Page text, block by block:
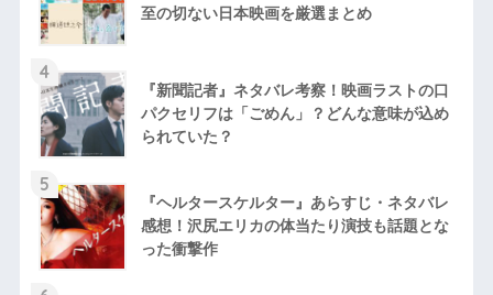
至の切ない日本映画を厳選まとめ
4
『新聞記者』ネタバレ考察！映画ラストの口
パクセリフは「ごめん」？どんな意味が込め
られていた？
5
『ヘルタースケルター』あらすじ・ネタバレ
感想！沢尻エリカの体当たり演技も話題とな
った衝撃作